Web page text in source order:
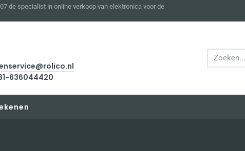
de specialist in online verkoop van elektronica voor de
636044420